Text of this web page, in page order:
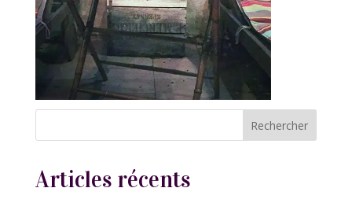
Articles récents